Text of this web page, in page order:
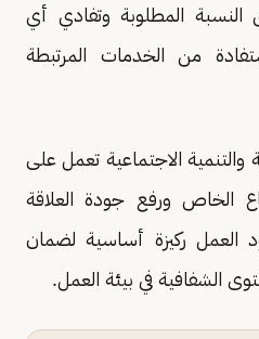
المطلوبة وتفادي أي
من الخدمات المرتبطة
والتنمية الاجتماعية تعمل على
الخاص ورفع جودة العلاقة
العمل ركيزة أساسية لضمان
الشفافية في بيئة العمل.